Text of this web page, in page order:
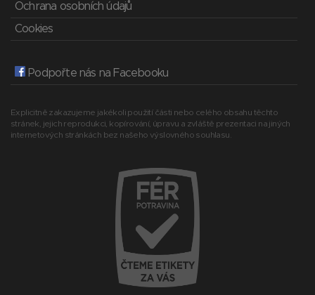
Ochrana osobních údajů
Cookies
Podpořte nás na Facebooku
Explicitně zakazujeme jakékoli použití části nebo celého obsahu těchto
stránek, jejich reprodukci, kopírování, úpravu a zvláště prezentaci na jiných
internetových stránkách bez našeho výslovného souhlasu.